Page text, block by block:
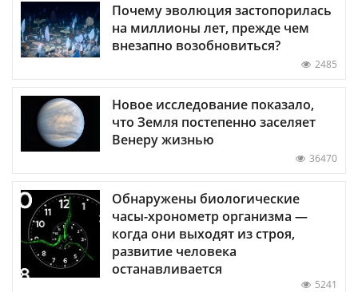
Почему эволюция застопорилась
на миллионы лет, прежде чем
внезапно возобновиться?
2485
Новое исследование показало,
что Земля постепенно заселяет
Венеру жизнью
36470
Обнаружены биологические
часы-хронометр организма —
когда они выходят из строя,
развитие человека
останавливается
5241